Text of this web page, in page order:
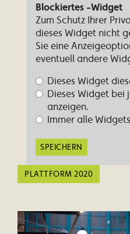
Blockiertes -Widget
Zum Schutz Ihrer
dieses Widget nicht
Sie eine
eventuell andere
Dieses Widget
Dieses Widget bei
anzeigen.
Immer alle
SPEICHERN
PLATTFORM 2020